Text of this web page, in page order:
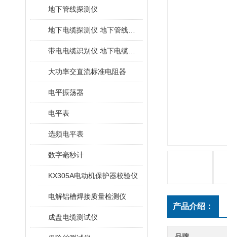
地下管线探测仪
大功率交直流标准电阻器
电平振荡器
电平表
选频电平表
数字毫秒计
KX305A电动机保护器校验仪
电解铝槽焊接质量检测仪
成盘电缆测试仪
产品介绍：